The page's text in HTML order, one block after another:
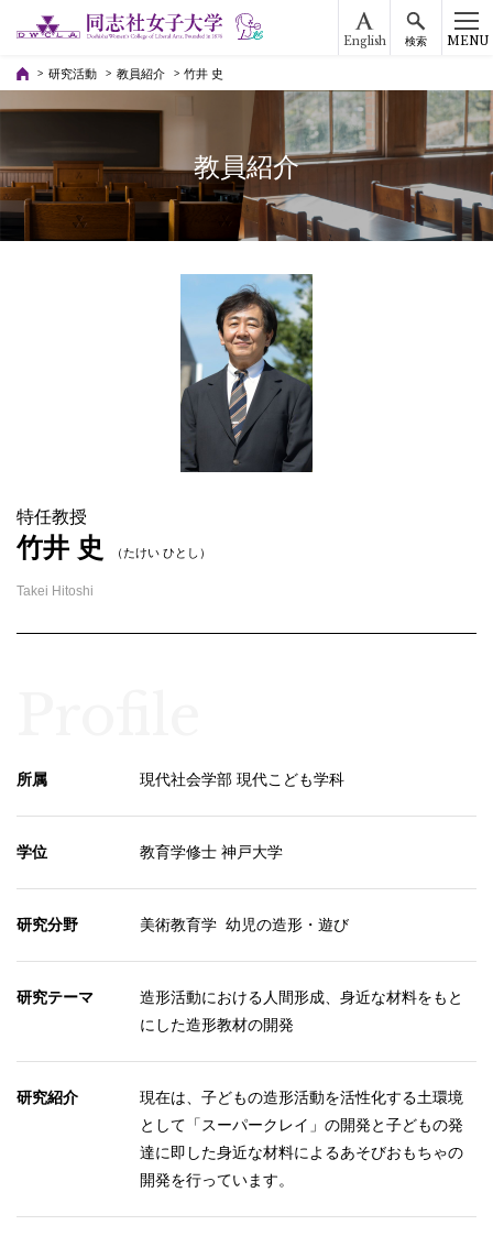
English 検索 MENU
研究活動 教員紹介 竹井 史
教員紹介
特任教授
竹井 史 （たけい ひとし）
Takei Hitoshi
所属 現代社会学部 現代こども学科
学位 教育学修士 神戸大学
研究分野 美術教育学 幼児の造形・遊び
研究テーマ
造形活動における人間形成、身近な材料をもと
にした造形教材の開発
研究紹介
現在は、子どもの造形活動を活性化する土環境
として「スーパークレイ」の開発と子どもの発
達に即した身近な材料によるあそびおもちゃの
開発を行っています。